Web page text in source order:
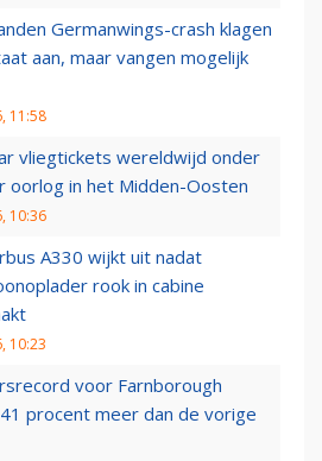
Germanwings-crash klagen
aan, maar vangen mogelijk
11:58
vliegtickets wereldwijd onder
oorlog in het Midden-Oosten
10:36
A330 wijkt uit nadat
rook in cabine
10:23
voor Farnborough
procent meer dan de vorige